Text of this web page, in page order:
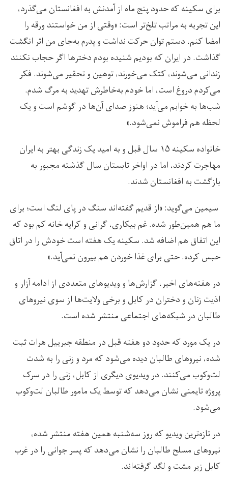
برای سکینه که حدود پنج ماه از آمدنش به افغانستان می‌گذرد،
این تجربه به مراتب تلخ‌تر است: «وقتی از من خواستند ورقه را
امضا کنم، دستم توان حرکت نداشت و پدرم به‌جای من اثر انگشت
گذاشت. در ایران که بودیم شنیده بودم دخترها اگر حجاب نکنند
زندانی می‌شوند، کتک می‌خورند، توهین و تحقیر می‌شوند. فکر
می‌کردم دروغ است، اما خودم به‌خاطرش تهدید به مرگ شدم.
شب‌ها به خوابم می‌آید؛ هنوز صدای آن‌ها در گوشم است و یک
لحظه هم فراموش نمی‌شود.»
خانواده سکینه ۱۵ سال قبل و به امید یک زندگی بهتر به ایران
مهاجرت کردند، اما در اواخر تابستان سال گذشته مجبور به
بازگشت به افغانستان شدند.
سیمین می‌گوید: «از قدیم گفته‌اند سنگ در پای لنگ است؛ برای
ما هم همین‌طور شده. غم بیکاری، گرانی و کرایه خانه کم بود که
این اتفاق هم اضافه شد. سکینه یک هفته است خودش را در اتاق
حبس کرده. حتی برای غذا خوردن هم بیرون نمی‌آید.»
در هفته‌های اخیر، گزارش‌ها و ویدیوهای متعددی از ادامه آزار و
اذیت زنان و دختران در کابل و برخی ولایت‌ها از سوی نیروهای
طالبان در شبکه‌های اجتماعی منتشر شده است.
در یک مورد که حدود دو هفته قبل در منطقه جبرییل هرات ثبت
شده، نیروهای طالبان دیده می‌شود که مرد و زنی را به شدت
لت‌وکوب می‌کنند. در ویدیوی دیگری از کابل، زنی را در سرک
پروژه تایمنی نشان می‌دهد که توسط یک مامور طالبان لت‌وکوب
می‌شود.
در تازه‌ترین ویدیو که روز سه‌شنبه همین هفته منتشر شده،
نیروهای مسلح طالبان را نشان می‌دهد که پسر جوانی را در غرب
کابل زیر مشت و لگد گرفته‌اند.